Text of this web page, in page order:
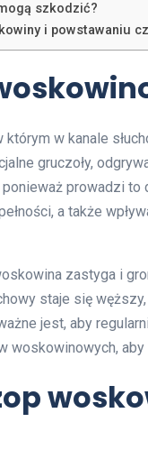
szkodzić?
i powstawaniu
którym w kanale
gruczoły,
prowadzi
a także
zastyga i
staje się
jest, aby
woskowinowych,